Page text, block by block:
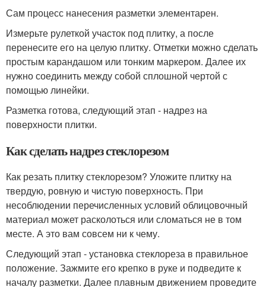
Сам процесс нанесения разметки элементарен.
Измерьте рулеткой участок под плитку, а после
перенесите его на целую плитку. Отметки можно сделать
простым карандашом или тонким маркером. Далее их
нужно соединить между собой сплошной чертой с
помощью линейки.
Разметка готова, следующий этап - надрез на
поверхности плитки.
Как сделать надрез стеклорезом
Как резать плитку стеклорезом? Уложите плитку на
твердую, ровную и чистую поверхность. При
несоблюдении перечисленных условий облицовочный
материал может расколоться или сломаться не в том
месте. А это вам совсем ни к чему.
Следующий этап - установка стеклореза в правильное
положение. Зажмите его крепко в руке и подведите к
началу разметки. Далее плавным движением проведите